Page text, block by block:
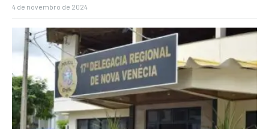
4 de novembro de 2024